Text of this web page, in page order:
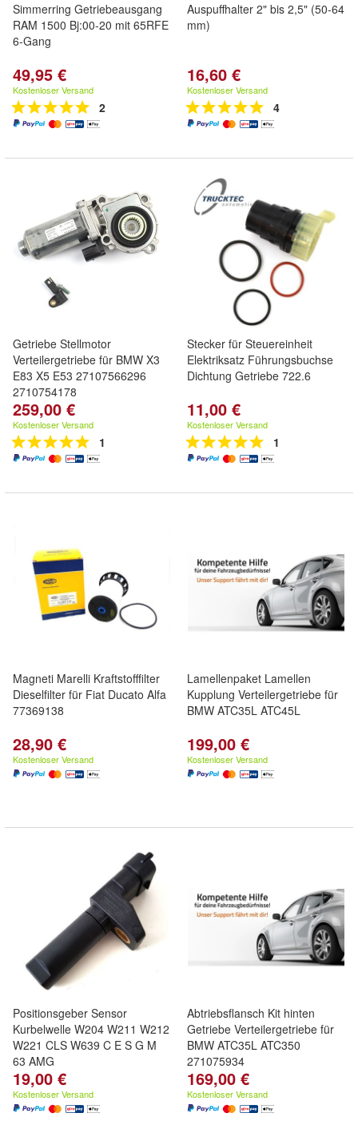
Simmerring Getriebeausgang
RAM 1500 Bj:00-20 mit 65RFE
6-Gang
49,95 €
Kostenloser Versand
2
Auspuffhalter 2" bis 2,5" (50-64
mm)
16,60 €
Kostenloser Versand
4
Getriebe Stellmotor
Verteilergetriebe für BMW X3
E83 X5 E53 27107566296
2710754178
259,00 €
Kostenloser Versand
1
Stecker für Steuereinheit
Elektriksatz Führungsbuchse
Dichtung Getriebe 722.6
11,00 €
Kostenloser Versand
1
Magneti Marelli Kraftstofffilter
Dieselfilter für Fiat Ducato Alfa
77369138
28,90 €
Kostenloser Versand
Lamellenpaket Lamellen
Kupplung Verteilergetriebe für
BMW ATC35L ATC45L
199,00 €
Kostenloser Versand
Positionsgeber Sensor
Kurbelwelle W204 W211 W212
W221 CLS W639 C E S G M
63 AMG
19,00 €
Kostenloser Versand
Abtriebsflansch Kit hinten
Getriebe Verteilergetriebe für
BMW ATC35L ATC350
271075934
169,00 €
Kostenloser Versand